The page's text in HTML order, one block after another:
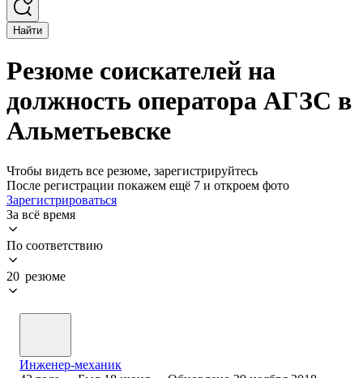
Найти
Резюме соискателей на
должность оператора АГЗС в
Альметьевске
Чтобы видеть все резюме, зарегистрируйтесь
После регистрации покажем ещё 7 и откроем фото
Зарегистрироваться
За всё время
По соответствию
20 резюме
Инженер-механик